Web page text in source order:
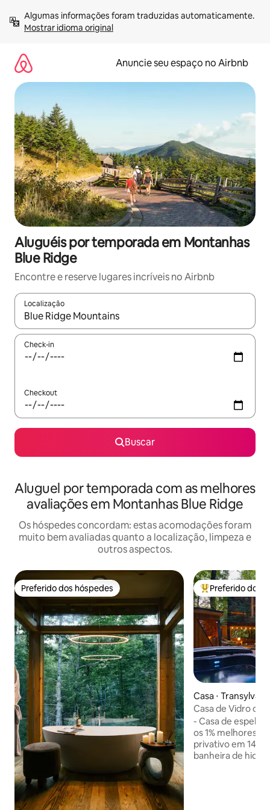
para
Mostrar idioma original
Anuncie seu espaço no Airbnb
Aluguéis por temporada em Montanhas
Blue Ridge
Encontre e reserve lugares incríveis no Airbnb
Localização
Quando os resultados estiverem disponíveis, explore-os
Check-in
Checkout
Buscar
Aluguel por temporada com as melhores
avaliações em Montanhas Blue Ridge
Os hóspedes concordam: estas acomodações foram
muito bem avaliadas quanto a localização, limpeza e
outros aspectos.
Preferido dos hóspedes
Preferido dos hóspedes Entre os
Preferido dos
Casa ⋅
Casa de Vidro
- Casa de
os 1% melhores -
privativo em 14
banheira de